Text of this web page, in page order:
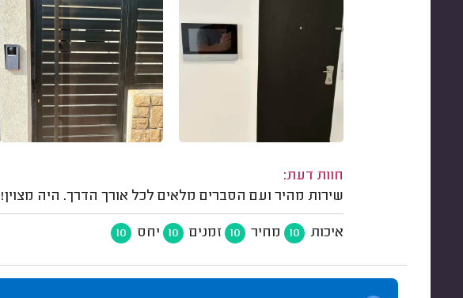
חוות דעת:
שירות מהיר ועם הסברים מלאים לכל אורך הדרך. היה
איכות 10 מחיר 10 זמנים 10 יחס 10